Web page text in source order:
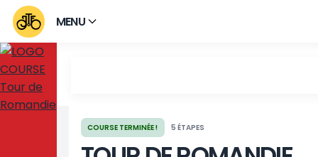
MENU
COURSE TERMINÉE ! 5 ÉTAPES